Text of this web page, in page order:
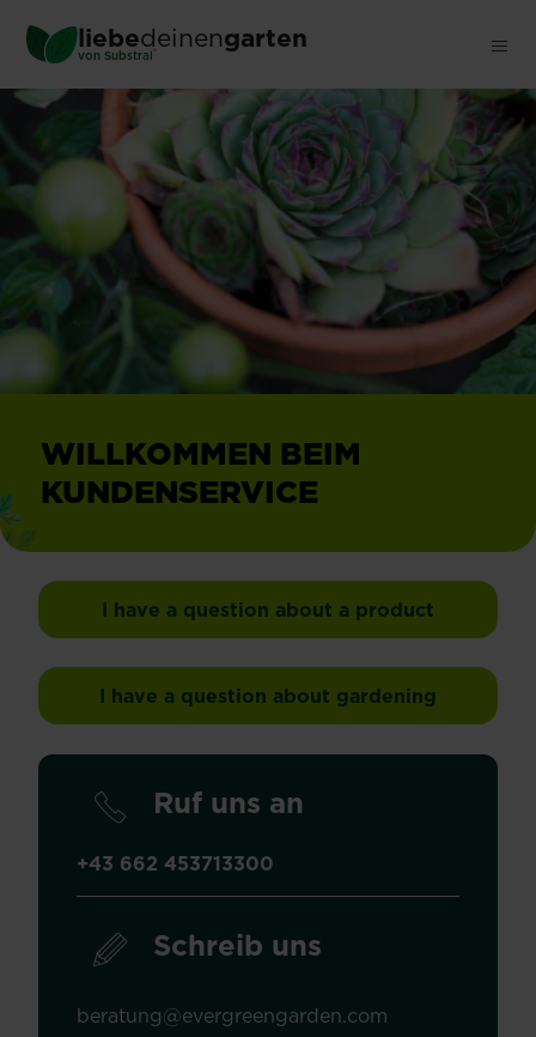
main
content
liebedeinengarten
von Substral ®
WILLKOMMEN BEIM
KUNDENSERVICE
I have a question about a product
I have a question about gardening
Ruf uns an
+43 662 453713300
Schreib uns
beratung@evergreengarden.com